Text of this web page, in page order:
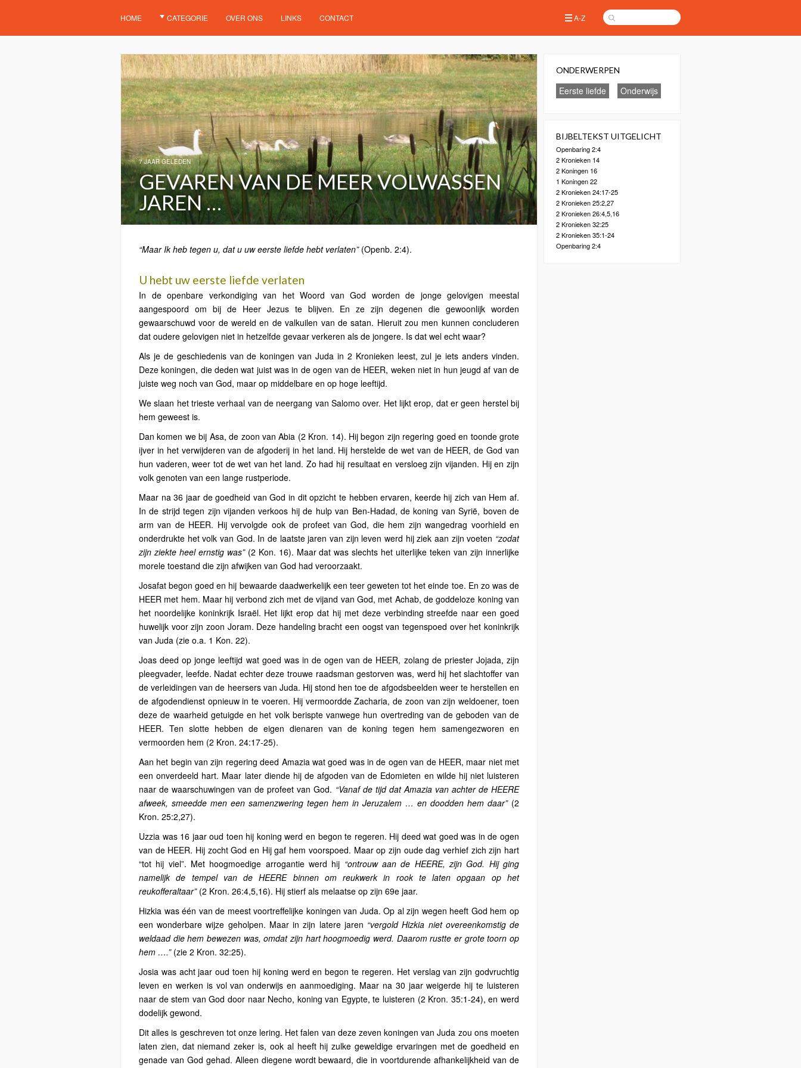
HOME CATEGORIE OVER ONS LINKS CONTACT A-Z
7 JAAR GELEDEN
GEVAREN VAN DE MEER VOLWASSEN
JAREN …
“Maar Ik heb tegen u, dat u uw eerste liefde hebt verlaten”(Openb. 2:4).
U hebt uw eerste liefde verlaten
In de openbare verkondiging van het Woord van God worden de jonge gelovigen meestal
aangespoord om bij de Heer Jezus te blijven. En ze zijn degenen die gewoonlijk worden
gewaarschuwd voor de wereld en de valkuilen van de satan. Hieruit zou men kunnen concluderen
dat oudere gelovigen niet in hetzelfde gevaar verkeren als de jongere. Is dat wel echt waar?
Als je de geschiedenis van de koningen van Juda in 2 Kronieken leest, zul je iets anders vinden.
Deze koningen, die deden wat juist was in de ogen van de HEER, weken niet in hun jeugd af van de
juiste weg noch van God, maar op middelbare en op hoge leeftijd.
We slaan het trieste verhaal van de neergang van Salomo over. Het lijkt erop, dat er geen herstel bij
hem geweest is.
Dan komen we bij Asa, de zoon van Abia (2 Kron. 14). Hij begon zijn regering goed en toonde grote
ijver in het verwijderen van de afgoderij in het land. Hij herstelde de wet van de HEER, de God van
hun vaderen, weer tot de wet van het land. Zo had hij resultaat en versloeg zijn vijanden. Hij en zijn
volk genoten van een lange rustperiode.
Maar na 36 jaar de goedheid van God in dit opzicht te hebben ervaren, keerde hij zich van Hem af.
In de strijd tegen zijn vijanden verkoos hij de hulp van Ben-Hadad, de koning van Syrië, boven de
arm van de HEER. Hij vervolgde ook de profeet van God, die hem zijn wangedrag voorhield en
onderdrukte het volk van God. In de laatste jaren van zijn leven werd hij ziek aan zijn voeten “zodat
zijn ziekte heel ernstig was” (2 Kon. 16). Maar dat was slechts het uiterlijke teken van zijn innerlijke
morele toestand die zijn afwijken van God had veroorzaakt.
Josafat begon goed en hij bewaarde daadwerkelijk een teer geweten tot het einde toe. En zo was de
HEER met hem. Maar hij verbond zich met de vijand van God, met Achab, de goddeloze koning van
het noordelijke koninkrijk Israël. Het lijkt erop dat hij met deze verbinding streefde naar een goed
huwelijk voor zijn zoon Joram. Deze handeling bracht een oogst van tegenspoed over het koninkrijk
van Juda (zie o.a. 1 Kon. 22).
Joas deed op jonge leeftijd wat goed was in de ogen van de HEER, zolang de priester Jojada, zijn
pleegvader, leefde. Nadat echter deze trouwe raadsman gestorven was, werd hij het slachtoffer van
de verleidingen van de heersers van Juda. Hij stond hen toe de afgodsbeelden weer te herstellen en
de afgodendienst opnieuw in te voeren. Hij vermoordde Zacharia, de zoon van zijn weldoener, toen
deze de waarheid getuigde en het volk berispte vanwege hun overtreding van de geboden van de
HEER. Ten slotte hebben de eigen dienaren van de koning tegen hem samengezworen en
vermoorden hem (2 Kron. 24:17-25).
Aan het begin van zijn regering deed Amazia wat goed was in de ogen van de HEER, maar niet met
een onverdeeld hart. Maar later diende hij de afgoden van de Edomieten en wilde hij niet luisteren
naar de waarschuwingen van de profeet van God. “Vanaf de tijd dat Amazia van achter de HEERE
afweek, smeedde men een samenzwering tegen hem in Jeruzalem … en doodden hem daar”(2
Kron. 25:2,27).
Uzzia was 16 jaar oud toen hij koning werd en begon te regeren. Hij deed wat goed was in de ogen
van de HEER. Hij zocht God en Hij gaf hem voorspoed. Maar op zijn oude dag verhief zich zijn hart
“tot hij viel”. Met hoogmoedige arrogantie werd hij “ontrouw aan de HEERE, zijn God. Hij ging
namelijk de tempel van de HEERE binnen om reukwerk in rook te laten opgaan op het
reukofferaltaar”(2 Kron. 26:4,5,16). Hij stierf als melaatse op zijn 69e jaar.
Hizkia was één van de meest voortreffelijke koningen van Juda. Op al zijn wegen heeft God hem op
een wonderbare wijze geholpen. Maar in zijn latere jaren “vergold Hizkia niet overeenkomstig de
weldaad die hem bewezen was, omdat zijn hart hoogmoedig werd. Daarom rustte er grote toorn op
hem ….”(zie 2 Kron. 32:25).
Josia was acht jaar oud toen hij koning werd en begon te regeren. Het verslag van zijn godvruchtig
leven en werken is vol van onderwijs en aanmoediging. Maar na 30 jaar weigerde hij te luisteren
naar de stem van God door naar Necho, koning van Egypte, te luisteren (2 Kron. 35:1-24), en werd
dodelijk gewond.
Dit alles is geschreven tot onze lering. Het falen van deze zeven koningen van Juda zou ons moeten
laten zien, dat niemand zeker is, ook al heeft hij zulke geweldige ervaringen met de goedheid en
genade van God gehad. Alleen diegene wordt bewaard, die in voortdurende afhankelijkheid van de
ONDERWERPEN
Eerste liefde Onderwijs
BIJBELTEKST UITGELICHT
Openbaring 2:4
2 Kronieken 14
2 Koningen 16
1 Koningen 22
2 Kronieken 24:17-25
2 Kronieken 25:2,27
2 Kronieken 26:4,5,16
2 Kronieken 32:25
2 Kronieken 35:1-24
Openbaring 2:4